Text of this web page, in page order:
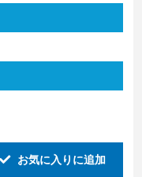
お気に入りに追加